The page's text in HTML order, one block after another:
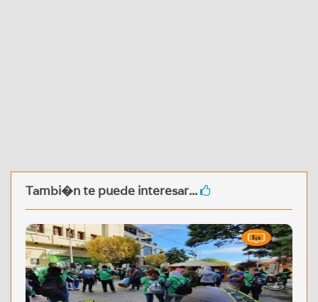
Tambi�n te puede interesar...